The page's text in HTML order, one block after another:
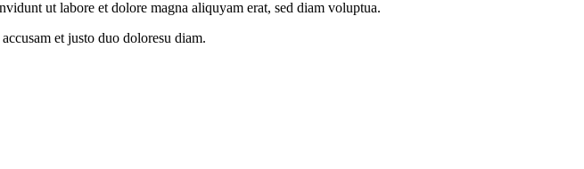
ut labore et dolore magna aliquyam erat, sed diam voluptua.
et justo duo doloresu diam.